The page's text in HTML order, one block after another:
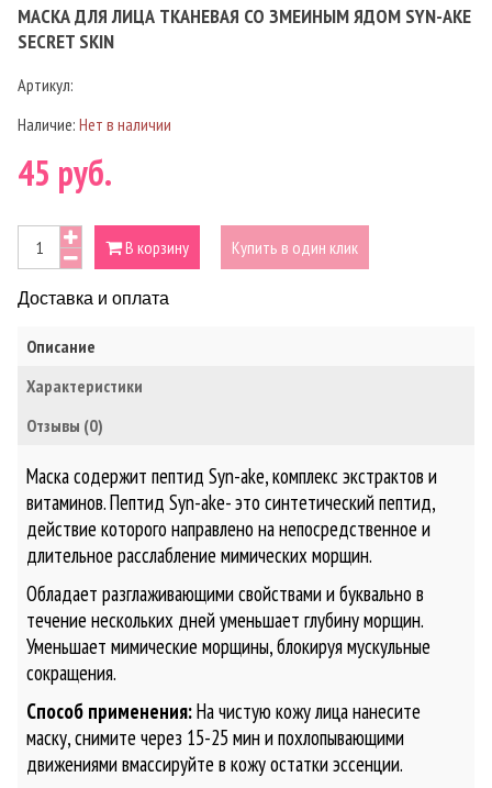
МАСКА ДЛЯ ЛИЦА ТКАНЕВАЯ СО ЗМЕИНЫМ ЯДОМ SYN-AKE
SECRET SKIN
Артикул:
Наличие: Нет в наличии
45 руб.
В корзину Купить в один клик
Доставка и оплата
Описание
Характеристики
Отзывы (0)
Маска содержит пептид Syn-ake, комплекс экстрактов и
витаминов. Пептид Syn-ake- это синтетический пептид,
действие которого направлено на непосредственное и
длительное расслабление мимических морщин.
Обладает разглаживающими свойствами и буквально в
течение нескольких дней уменьшает глубину морщин.
Уменьшает мимические морщины, блокируя мускульные
сокращения.
Способ применения:На чистую кожу лица нанесите
маску, снимите через 15-25 мин и похлопывающими
движениями вмассируйте в кожу остатки эссенции.